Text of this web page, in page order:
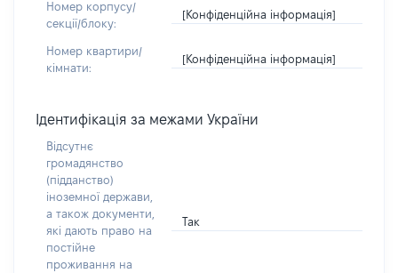
Номер корпусу/
секції/блоку:
[Конфіденційна інформація]
Номер квартири/
кімнати:
[Конфіденційна інформація]
Ідентифікація за межами України
Відсутнє
громадянство
(підданство)
іноземної держави,
а також документи,
які дають право на
постійне
проживання на
Так